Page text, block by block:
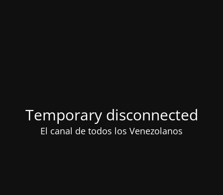
Temporary disconnected
El canal de todos los Venezolanos